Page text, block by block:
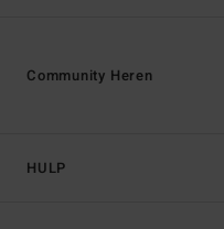
HULP
Community Heren